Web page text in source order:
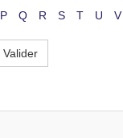
P Q R S T U V
Valider